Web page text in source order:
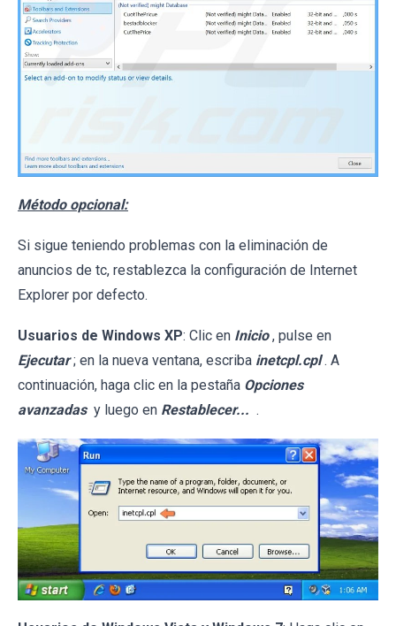
Método opcional:
Si sigue teniendo problemas con la eliminación de
anuncios de tc, restablezca la configuración de Internet
Explorer por defecto.
Usuarios de Windows XP: Clic en Inicio , pulse en
Ejecutar ; en la nueva ventana, escriba inetcpl.cpl . A
continuación, haga clic en la pestaña Opciones
avanzadas y luego en Restablecer... .